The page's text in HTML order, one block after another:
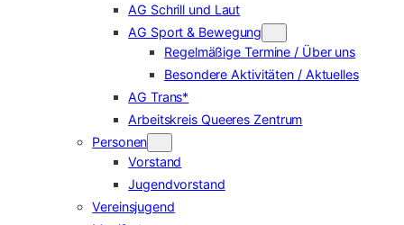
AG Schrill und Laut
AG Sport & Bewegung
Regelmäßige Termine / Über uns
Besondere Aktivitäten / Aktuelles
AG Trans*
Arbeitskreis Queeres Zentrum
Personen
Vorstand
Jugendvorstand
Vereinsjugend